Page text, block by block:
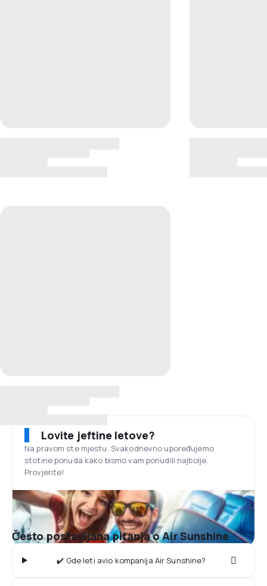
Lovite jeftine letove?
Na pravom ste mjestu. Svakodnevno upoređujemo
stotine ponuda kako bismo vam ponudili najbolje.
Provjerite!
Često postavljana pitanja o Air Sunshine
✔️ Gde leti avio kompanija Air Sunshine?